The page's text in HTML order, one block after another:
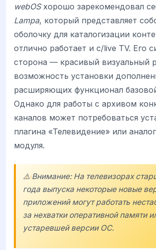
webOSхорошо зарекомендовал
Lampa, который представляет
оболочку для каталогизации
отлично работает и с/live TV. Его
сторона — красивый визуальный
возможность установки
расширяющих функционал
Однако для работы с архивом
каналов может потребоваться
плагина «Телевидение» или
модуля.
⚠️ Внимание: На телевизорах
года выпуска некоторые новые
приложений могут работать
за нехватки оперативной памяти
устаревшей версии ОС.